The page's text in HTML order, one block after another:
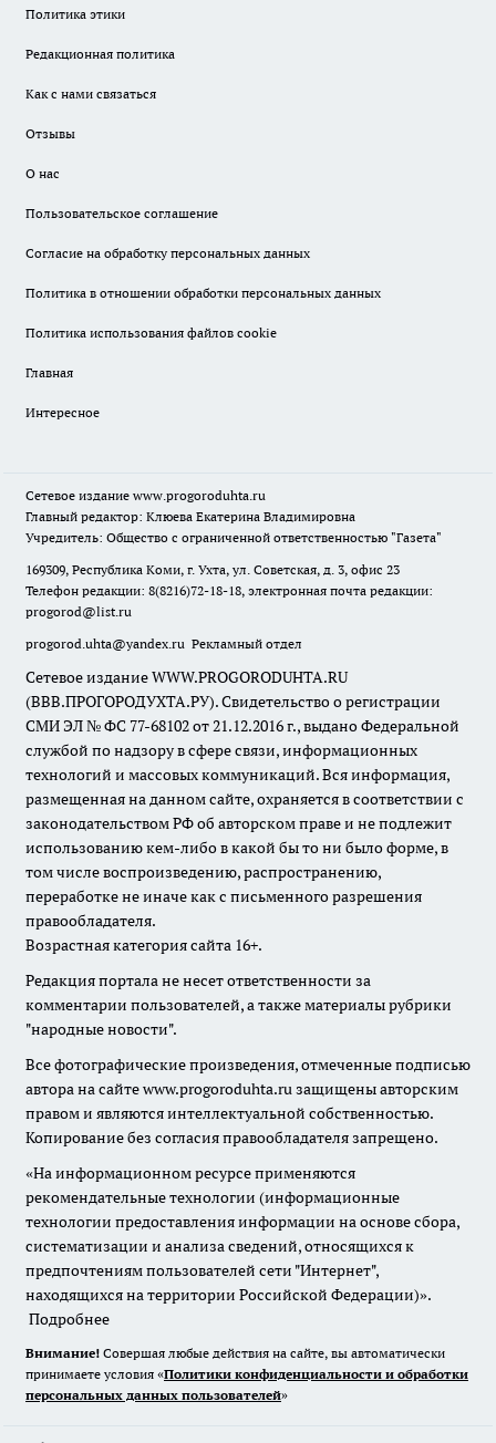
Политика этики
Редакционная политика
Как с нами связаться
Отзывы
О нас
Пользовательское соглашение
Согласие на обработку персональных данных
Политика в отношении обработки персональных данных
Политика использования файлов cookie
Главная
Интересное
Сетевое издание www.progoroduhta.ru
Главный редактор: Клюева Екатерина Владимировна
Учредитель: Общество с ограниченной ответственностью "Газета"
169309, Республика Коми, г. Ухта, ул. Советская, д. 3, офис 23
Телефон редакции: 8(8216)72-18-18, электронная почта редакции:
progorod@list.ru
progorod.uhta@yandex.ru Рекламный отдел
Сетевое издание WWW.PROGORODUHTA.RU
(ВВВ.ПРОГОРОДУХТА.РУ). Свидетельство о регистрации
СМИ ЭЛ № ФС 77-68102 от 21.12.2016 г., выдано Федеральной
службой по надзору в сфере связи, информационных
технологий и массовых коммуникаций. Вся информация,
размещенная на данном сайте, охраняется в соответствии с
законодательством РФ об авторском праве и не подлежит
использованию кем-либо в какой бы то ни было форме, в
том числе воспроизведению, распространению,
переработке не иначе как с письменного разрешения
правообладателя.
Возрастная категория сайта 16+.
Редакция портала не несет ответственности за
комментарии пользователей, а также материалы рубрики
"народные новости".
Все фотографические произведения, отмеченные подписью
автора на сайте www.progoroduhta.ru защищены авторским
правом и являются интеллектуальной собственностью.
Копирование без согласия правообладателя запрещено.
«На информационном ресурсе применяются
рекомендательные технологии (информационные
технологии предоставления информации на основе сбора,
систематизации и анализа сведений, относящихся к
предпочтениям пользователей сети "Интернет",
находящихся на территории Российской Федерации)».
Подробнее
Внимание! Совершая любые действия на сайте, вы автоматически
принимаете условия «Политики конфиденциальности и обработки
персональных данных пользователей»